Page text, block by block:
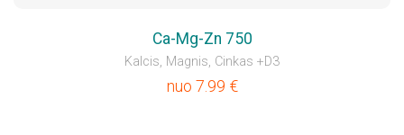
Ca-Mg-Zn 750
Kalcis, Magnis, Cinkas +D3
nuo 7.99 €